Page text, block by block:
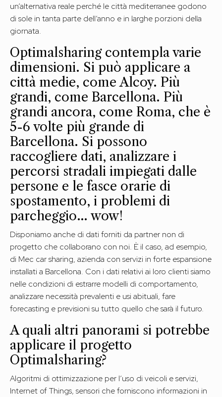
un’alternativa reale perché le città mediterranee godono
di sole in tanta parte dell’anno e in larghe porzioni della
giornata.
Optimalsharing contempla varie
dimensioni. Si può applicare a
città medie, come Alcoy. Più
grandi, come Barcellona. Più
grandi ancora, come Roma, che è
5-6 volte più grande di
Barcellona. Si possono
raccogliere dati, analizzare i
percorsi stradali impiegati dalle
persone e le fasce orarie di
spostamento, i problemi di
parcheggio… wow!
Disponiamo anche di dati forniti da partner non di
progetto che collaborano con noi. È il caso, ad esempio,
di Mec car sharing, azienda con servizi in forte espansione
installati a Barcellona. Con i dati relativi ai loro clienti siamo
nelle condizioni di estrarre modelli di comportamento,
analizzare necessità prevalenti e usi abituali, fare
forecasting e previsioni su tutto quello che sarà il futuro.
A quali altri panorami si potrebbe
applicare il progetto
Optimalsharing?
Algoritmi di ottimizzazione per l’uso di veicoli e servizi,
Internet of Things, sensori che forniscono informazioni in